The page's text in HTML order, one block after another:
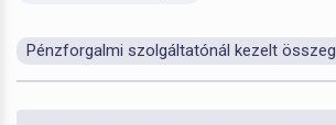
Pénzforgalmi szolgáltatónál kezelt összeg